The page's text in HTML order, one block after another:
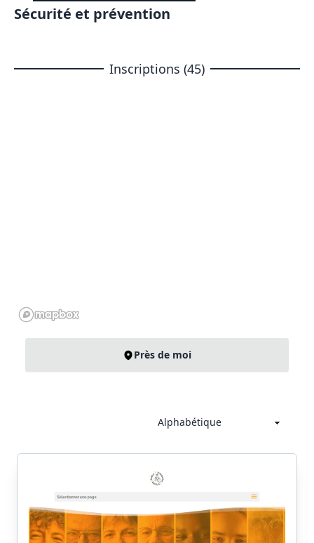
Sécurité et prévention
Inscriptions (45)
Près de moi